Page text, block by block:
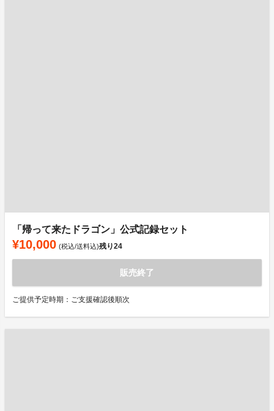
「帰って来たドラゴン」公式記録セット
¥10,000 (税込/送料込)残り24
販売終了
ご提供予定時期：ご支援確認後順次